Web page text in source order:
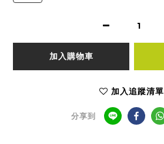
加入購物車
加入追蹤清單
分享到